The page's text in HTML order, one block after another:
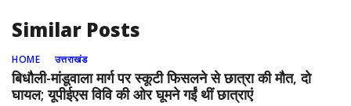
Similar Posts
HOME उत्तराखंड
बिधौली-मांडूवाला मार्ग पर स्कूटी फिसलने से छात्रा की मौत, दो
घायल; यूपीईएस विवि की ओर घूमने गईं थीं छात्राएं